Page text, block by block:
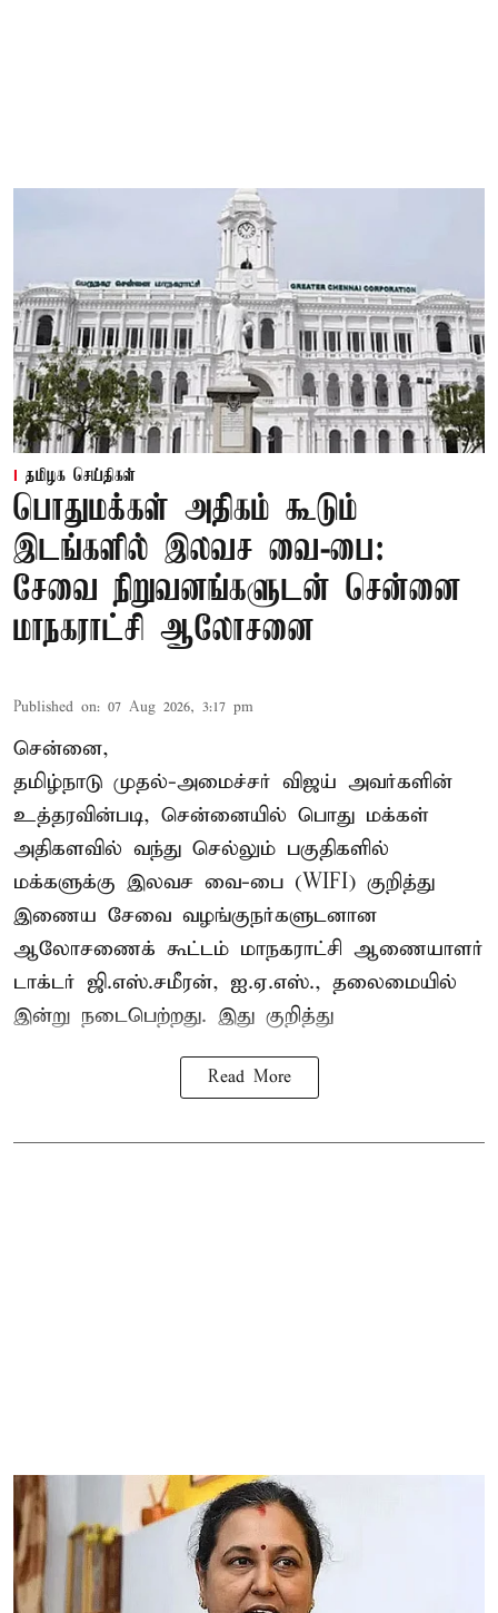
தமிழக செய்திகள்
பொதுமக்கள் அதிகம் கூடும்
இடங்களில் இலவச வை-பை:
சேவை நிறுவனங்களுடன் சென்னை
மாநகராட்சி ஆலோசனை
Published on: 07 Aug 2026, 3:17 pm
சென்னை,
தமிழ்நாடு முதல்-அமைச்சர் விஜய் அவர்களின்
உத்தரவின்படி, சென்னையில் பொது மக்கள்
அதிகளவில் வந்து செல்லும் பகுதிகளில்
மக்களுக்கு இலவச வை-பை (WIFI) குறித்து
இணைய சேவை வழங்குநர்களுடனான
ஆலோசணைக் கூட்டம் மாநகராட்சி ஆணையாளர்
டாக்டர் ஜி.எஸ்.சமீரன், ஐ.ஏ.எஸ்., தலைமையில்
இன்று நடைபெற்றது. இது குறித்து
Read More